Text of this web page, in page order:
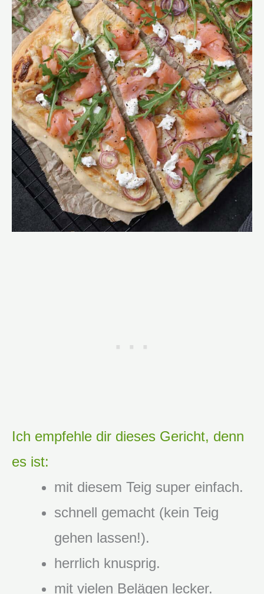
Ich empfehle dir dieses Gericht, denn
es ist:
mit diesem Teig super einfach.
schnell gemacht (kein Teig
gehen lassen!).
herrlich knusprig.
mit vielen Belägen lecker.